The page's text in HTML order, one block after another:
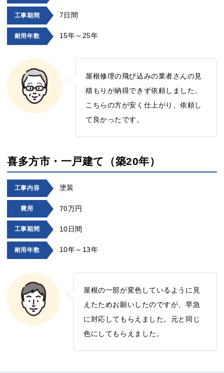
工事期間 7日間
耐用年数 15年～25年
屋根修理の飛び込みの業者さんの見
積もりが納得できず依頼しました。
こちらの方が安く仕上がり、依頼し
て良かったです。
喜多方市・一戸建て（築20年）
工事内容 塗装
費用 70万円
工事期間 10日間
耐用年数 10年～13年
屋根の一部が変色しているように見
えたためお願いしたのですが、早急
に対応してもらえました。元と同じ
色にしてもらえました。